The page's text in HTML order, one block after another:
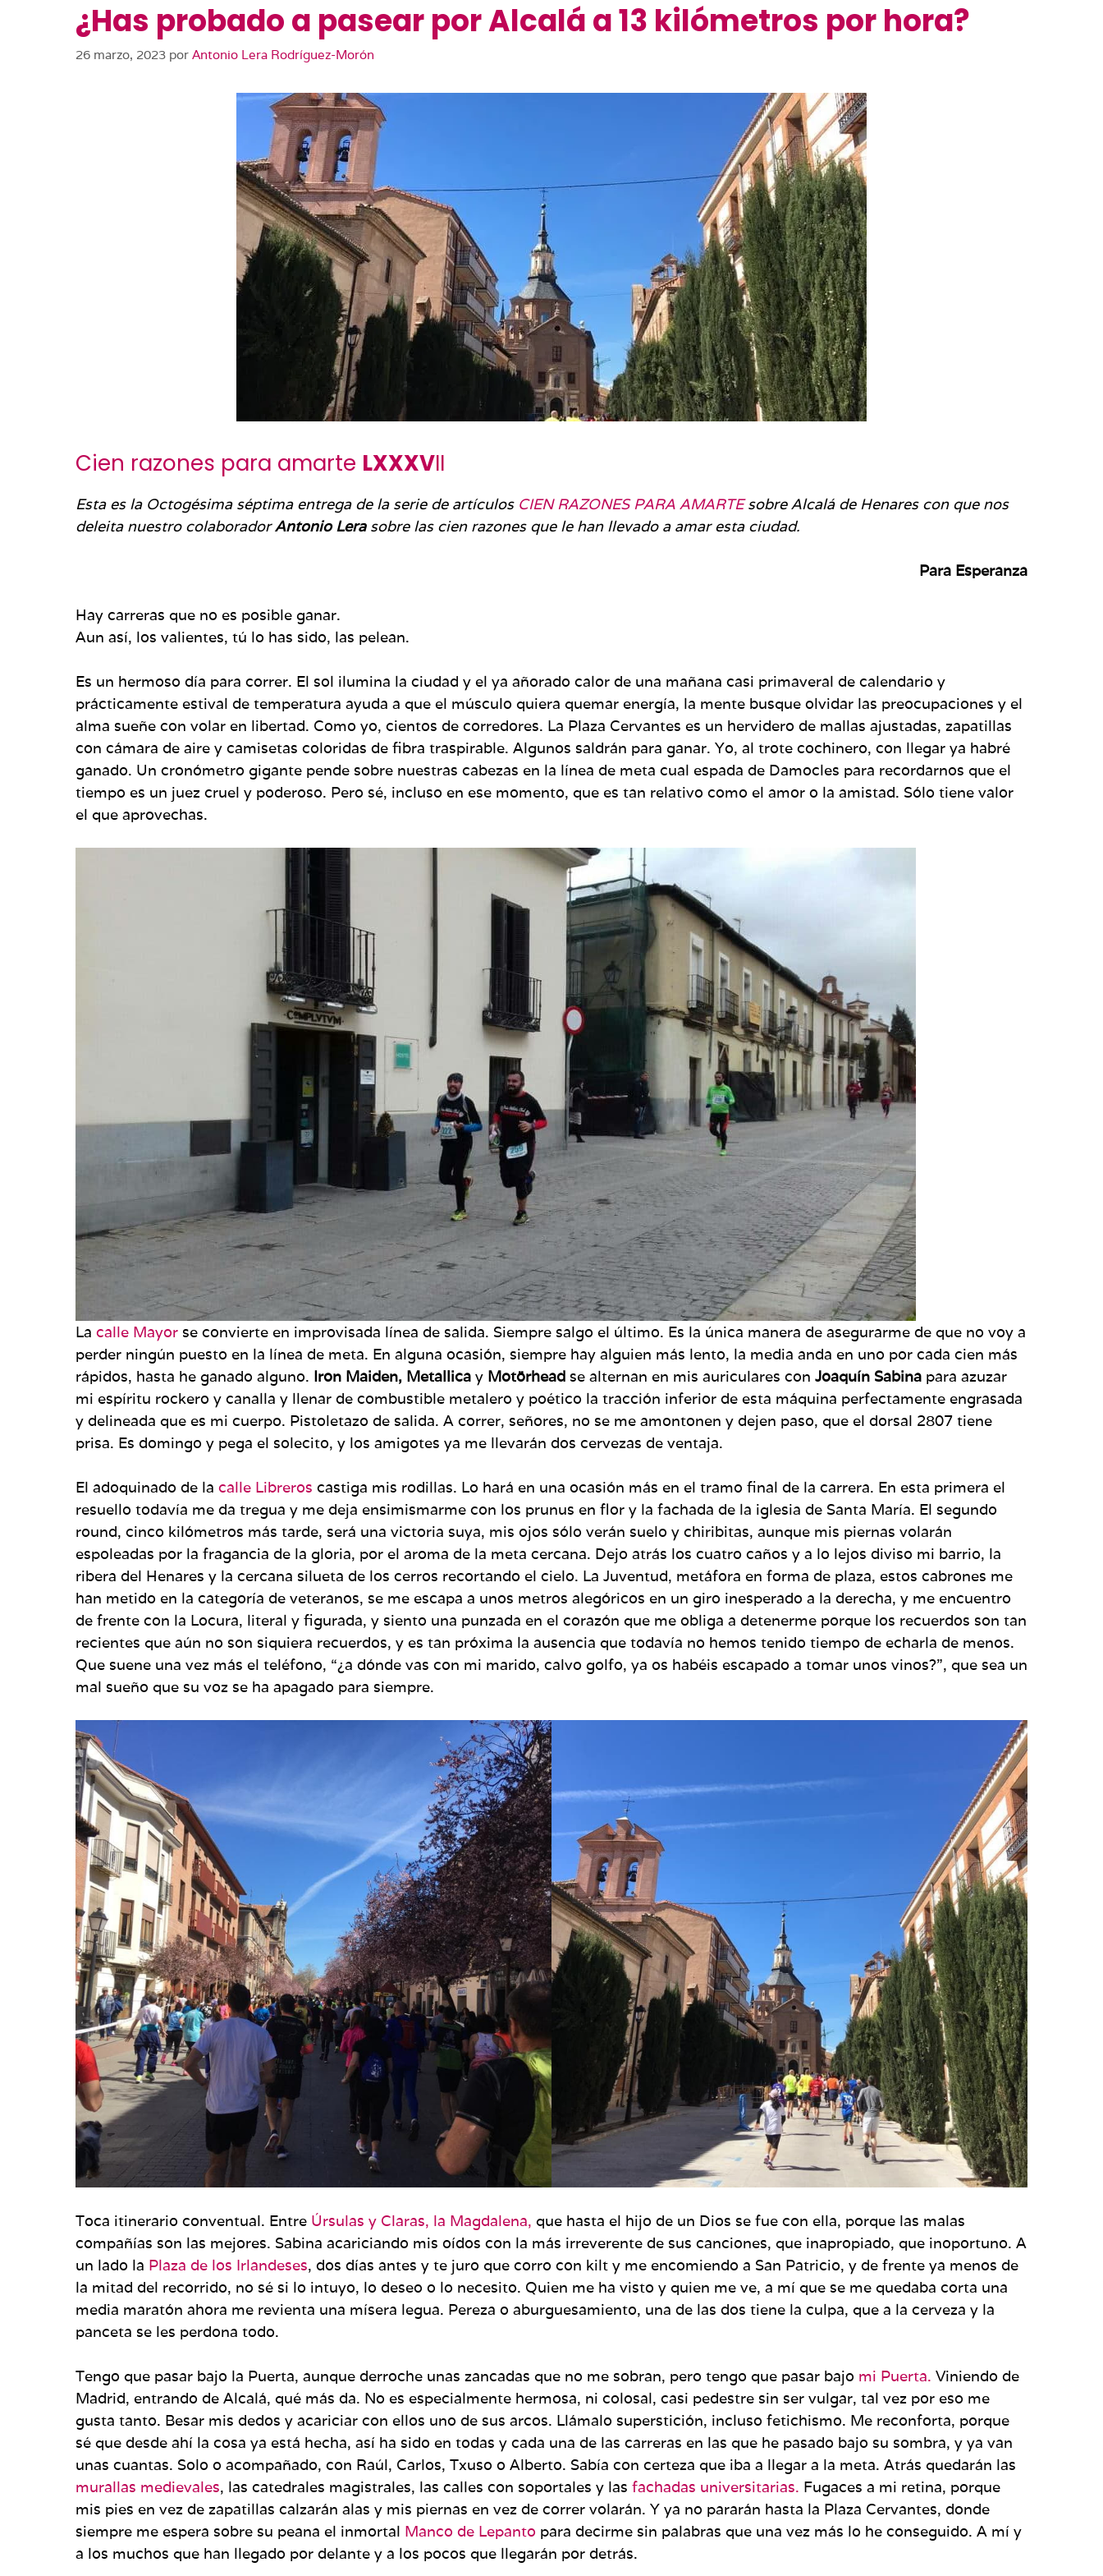
¿Has probado a pasear por Alcalá a 13 kilómetros por hora?
26 marzo, 2023 por Antonio Lera Rodríguez-Morón
Cien razones para amarte LXXXVII
Esta es la Octogésima séptima entrega de la serie de artículos CIEN RAZONES PARA AMARTEsobre Alcalá de Henares con que nos
deleita nuestro colaboradorAntonio Lerasobre las cien razones que le han llevado a amar esta ciudad.
Para Esperanza
Hay carreras que no es posible ganar.
Aun así, los valientes, tú lo has sido, las pelean.
Es un hermoso día para correr. El sol ilumina la ciudad y el ya añorado calor de una mañana casi primaveral de calendario y
prácticamente estival de temperatura ayuda a que el músculo quiera quemar energía, la mente busque olvidar las preocupaciones y el
alma sueñe con volar en libertad. Como yo, cientos de corredores. La Plaza Cervantes es un hervidero de mallas ajustadas, zapatillas
con cámara de aire y camisetas coloridas de fibra traspirable. Algunos saldrán para ganar. Yo, al trote cochinero, con llegar ya habré
ganado. Un cronómetro gigante pende sobre nuestras cabezas en la línea de meta cual espada de Damocles para recordarnos que el
tiempo es un juez cruel y poderoso. Pero sé, incluso en ese momento, que es tan relativo como el amor o la amistad. Sólo tiene valor
el que aprovechas.
La calle Mayor se convierte en improvisada línea de salida. Siempre salgo el último. Es la única manera de asegurarme de que no voy a
perder ningún puesto en la línea de meta. En alguna ocasión, siempre hay alguien más lento, la media anda en uno por cada cien más
rápidos, hasta he ganado alguno. Iron Maiden, Metallica y Motörhead se alternan en mis auriculares con Joaquín Sabina para azuzar
mi espíritu rockero y canalla y llenar de combustible metalero y poético la tracción inferior de esta máquina perfectamente engrasada
y delineada que es mi cuerpo. Pistoletazo de salida. A correr, señores, no se me amontonen y dejen paso, que el dorsal 2807 tiene
prisa. Es domingo y pega el solecito, y los amigotes ya me llevarán dos cervezas de ventaja.
El adoquinado de la calle Libreros castiga mis rodillas. Lo hará en una ocasión más en el tramo final de la carrera. En esta primera el
resuello todavía me da tregua y me deja ensimismarme con los prunus en flor y la fachada de la iglesia de Santa María. El segundo
round, cinco kilómetros más tarde, será una victoria suya, mis ojos sólo verán suelo y chiribitas, aunque mis piernas volarán
espoleadas por la fragancia de la gloria, por el aroma de la meta cercana. Dejo atrás los cuatro caños y a lo lejos diviso mi barrio, la
ribera del Henares y la cercana silueta de los cerros recortando el cielo. La Juventud, metáfora en forma de plaza, estos cabrones me
han metido en la categoría de veteranos, se me escapa a unos metros alegóricos en un giro inesperado a la derecha, y me encuentro
de frente con la Locura, literal y figurada, y siento una punzada en el corazón que me obliga a detenerme porque los recuerdos son tan
recientes que aún no son siquiera recuerdos, y es tan próxima la ausencia que todavía no hemos tenido tiempo de echarla de menos.
Que suene una vez más el teléfono, “¿a dónde vas con mi marido, calvo golfo, ya os habéis escapado a tomar unos vinos?”, que sea un
mal sueño que su voz se ha apagado para siempre.
Toca itinerario conventual. Entre Úrsulas y Claras, la Magdalena, que hasta el hijo de un Dios se fue con ella, porque las malas
compañías son las mejores. Sabina acariciando mis oídos con la más irreverente de sus canciones, que inapropiado, que inoportuno. A
un lado la Plaza de los Irlandeses, dos días antes y te juro que corro con kilt y me encomiendo a San Patricio, y de frente ya menos de
la mitad del recorrido, no sé si lo intuyo, lo deseo o lo necesito. Quien me ha visto y quien me ve, a mí que se me quedaba corta una
media maratón ahora me revienta una mísera legua. Pereza o aburguesamiento, una de las dos tiene la culpa, que a la cerveza y la
panceta se les perdona todo.
Tengo que pasar bajo la Puerta, aunque derroche unas zancadas que no me sobran, pero tengo que pasar bajo mi Puerta. Viniendo de
Madrid, entrando de Alcalá, qué más da. No es especialmente hermosa, ni colosal, casi pedestre sin ser vulgar, tal vez por eso me
gusta tanto. Besar mis dedos y acariciar con ellos uno de sus arcos. Llámalo superstición, incluso fetichismo. Me reconforta, porque
sé que desde ahí la cosa ya está hecha, así ha sido en todas y cada una de las carreras en las que he pasado bajo su sombra, y ya van
unas cuantas. Solo o acompañado, con Raúl, Carlos, Txuso o Alberto. Sabía con certeza que iba a llegar a la meta. Atrás quedarán las
murallas medievales, las catedrales magistrales, las calles con soportales y las fachadas universitarias. Fugaces a mi retina, porque
mis pies en vez de zapatillas calzarán alas y mis piernas en vez de correr volarán. Y ya no pararán hasta la Plaza Cervantes, donde
siempre me espera sobre su peana el inmortal Manco de Lepanto para decirme sin palabras que una vez más lo he conseguido. A mí y
a los muchos que han llegado por delante y a los pocos que llegarán por detrás.